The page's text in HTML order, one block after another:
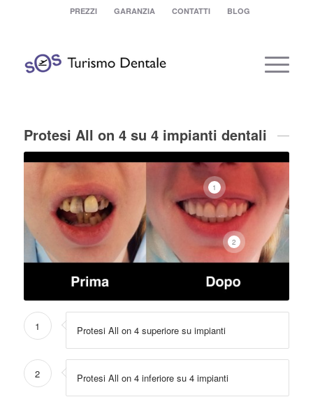
PREZZI GARANZIA CONTATTI BLOG
Protesi All on 4 su 4 impianti dentali
1
2
1 Protesi All on 4 superiore su impianti
2 Protesi All on 4 inferiore su 4 impianti